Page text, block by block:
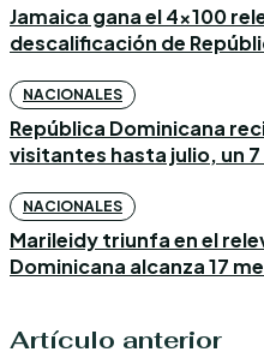
Jamaica gana el 4×100
descalificación de
NACIONALES
República Dominicana
visitantes hasta julio, un
NACIONALES
Marileidy triunfa en el
Dominicana alcanza 17
Artículo anterior